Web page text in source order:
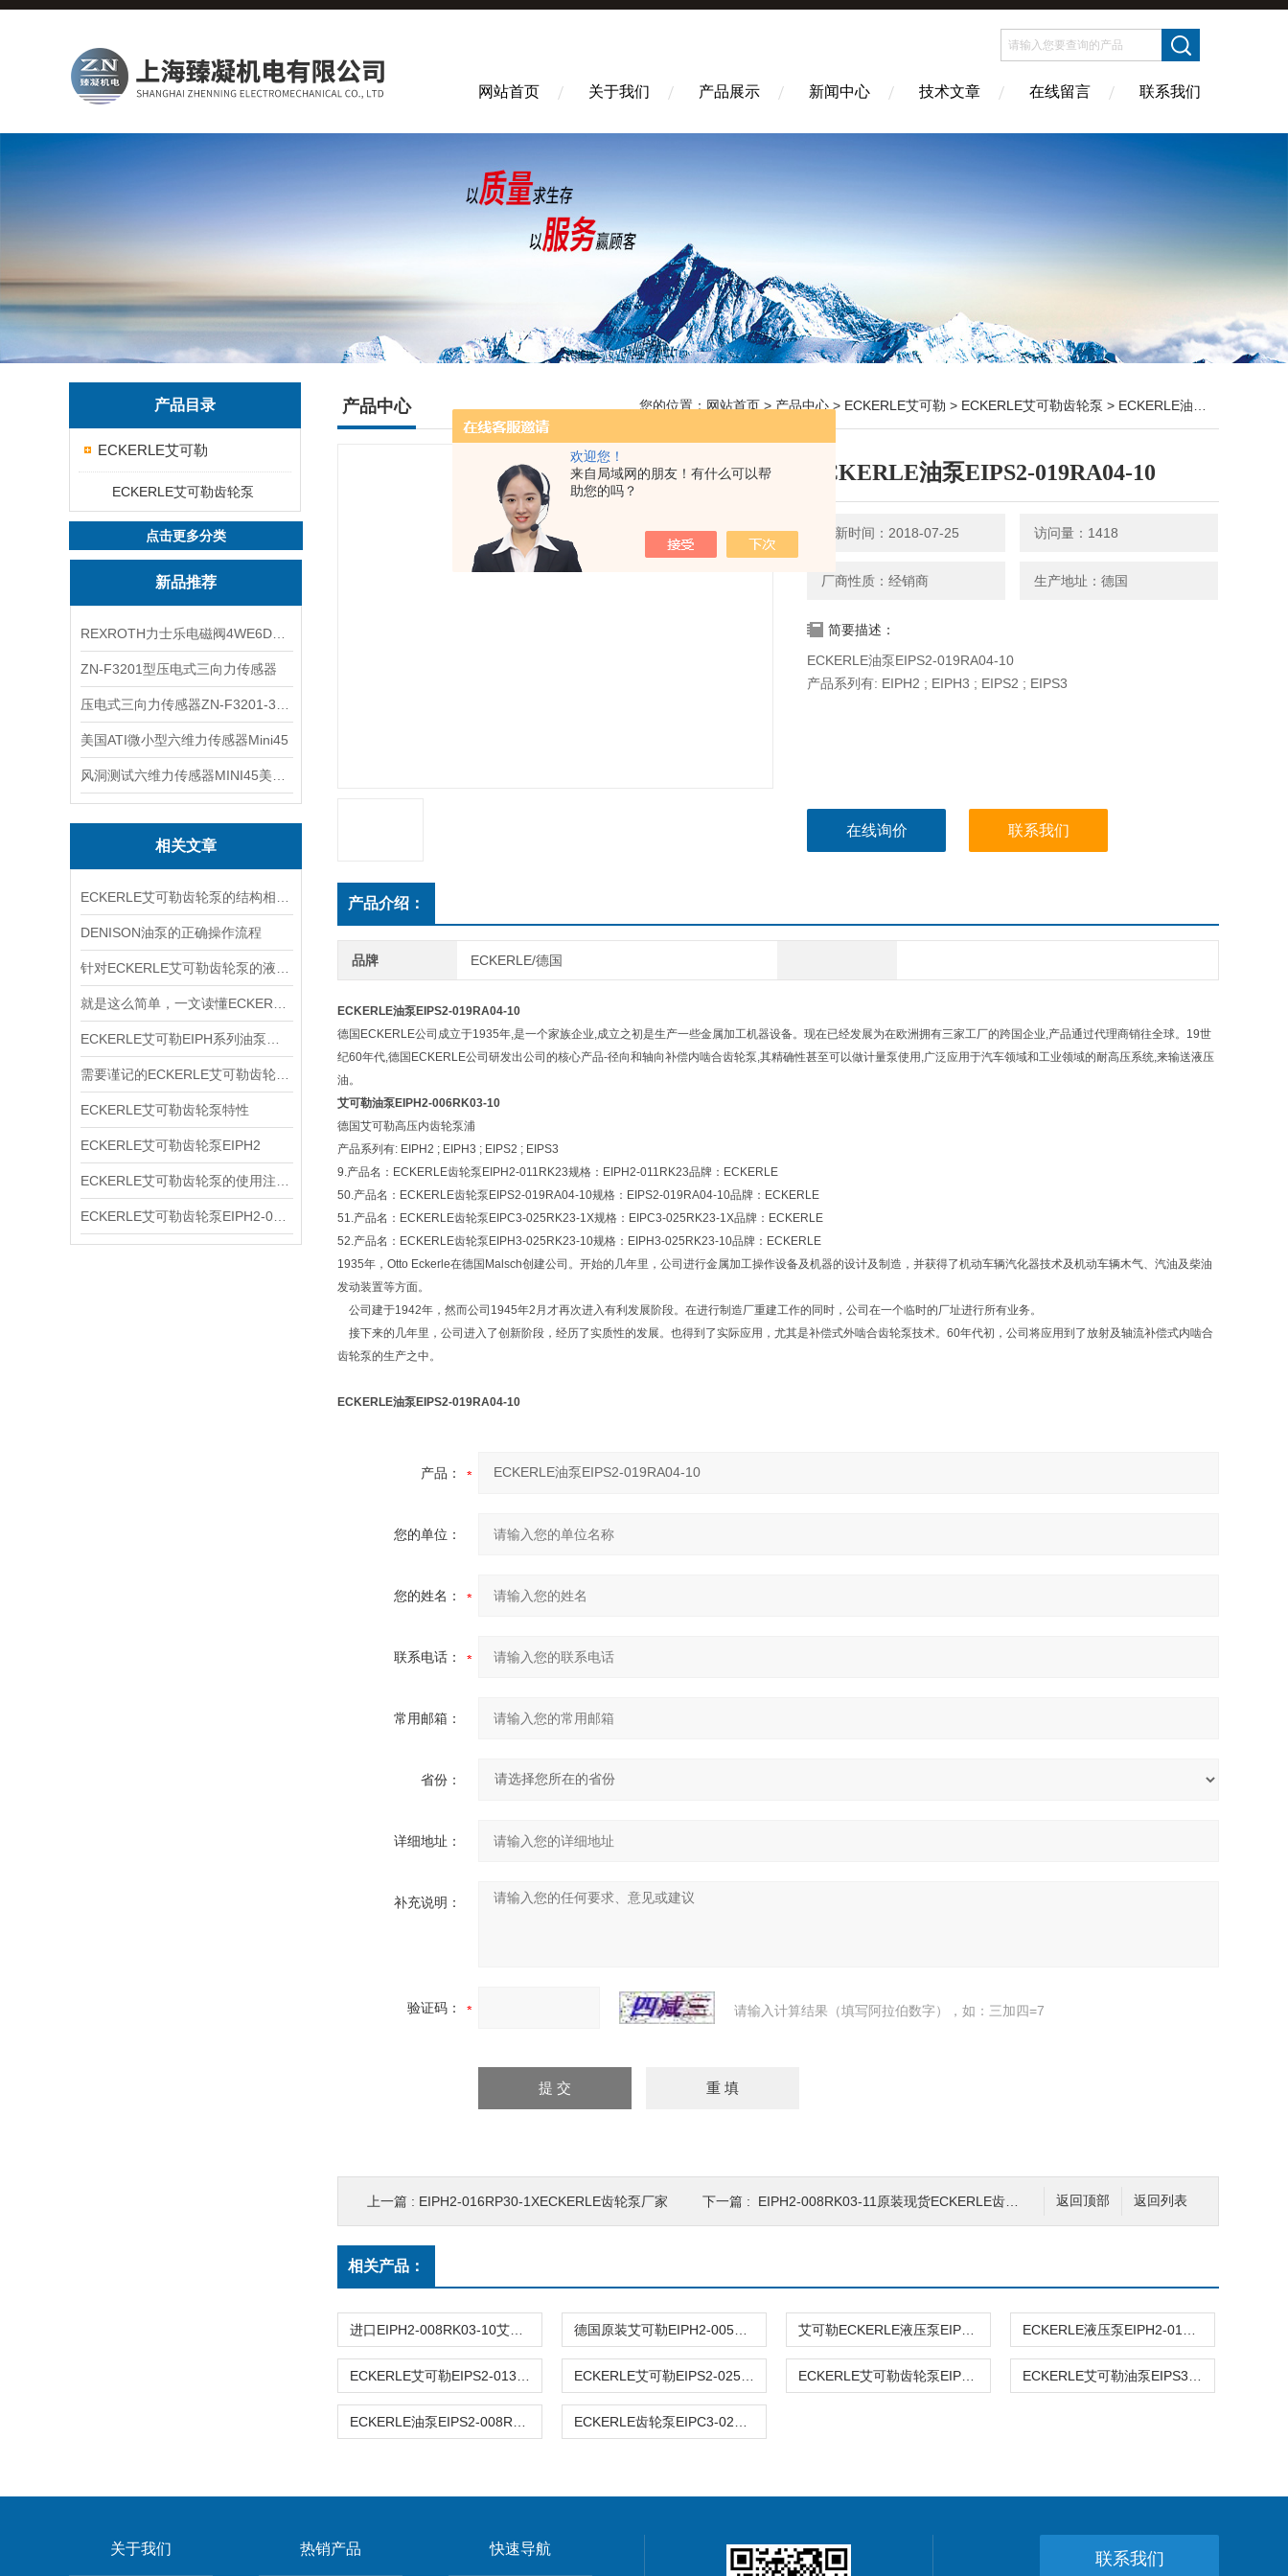
欢迎您！
来自局域网的朋友！有什么可以帮
助您的吗？
网站首页 关于我们 产品展示 新闻中心 技术文章 在线留言 联系我们
产品目录
ECKERLE艾可勒
ECKERLE艾可勒齿轮泵
点击更多分类
新品推荐
ZN-F3201型压电式三向力传感器
美国ATI微小型六维力传感器Mini45
相关文章
DENISON油泵的正确操作流程
ECKERLE艾可勒齿轮泵特性
ECKERLE艾可勒齿轮泵EIPH2
产品中心 您的位置： 网站首页 > 产品中心 > ECKERLE艾可勒 > ECKERLE艾可勒齿轮泵 > ECKERLE油泵EIPS2-019RA04-10
ECKERLE油泵EIPS2-019RA04-10
更新时间：2018-07-25 访问量：1418
厂商性质：经销商 生产地址：德国
简要描述：
ECKERLE油泵EIPS2-019RA04-10
产品系列有: EIPH2 ; EIPH3 ; EIPS2 ; EIPS3
在线询价 联系我们
产品介绍：
品牌 ECKERLE/德国
ECKERLE油泵EIPS2-019RA04-10
德国ECKERLE公司成立于1935年,是一个家族企业,成立之初是生产一些金属加工机器设备。现在已经发展为在欧洲拥有三家工厂的跨国企业,产品通过代理商销往全球。19世
纪60年代,德国ECKERLE公司研发出公司的核心产品-径向和轴向补偿内啮合齿轮泵,其精确性甚至可以做计量泵使用,广泛应用于汽车领域和工业领域的耐高压系统,来输送液压
油。
艾可勒油泵EIPH2-006RK03-10
德国艾可勒高压内齿轮泵浦
产品系列有: EIPH2 ; EIPH3 ; EIPS2 ; EIPS3
9.产品名：ECKERLE齿轮泵EIPH2-011RK23规格：EIPH2-011RK23品牌：ECKERLE
50.产品名：ECKERLE齿轮泵EIPS2-019RA04-10规格：EIPS2-019RA04-10品牌：ECKERLE
51.产品名：ECKERLE齿轮泵EIPC3-025RK23-1X规格：EIPC3-025RK23-1X品牌：ECKERLE
52.产品名：ECKERLE齿轮泵EIPH3-025RK23-10规格：EIPH3-025RK23-10品牌：ECKERLE
1935年，Otto Eckerle在德国Malsch创建公司。开始的几年里，公司进行金属加工操作设备及机器的设计及制造，并获得了机动车辆汽化器技术及机动车辆木气、汽油及柴油
发动装置等方面。
公司建于1942年，然而公司1945年2月才再次进入有利发展阶段。在进行制造厂重建工作的同时，公司在一个临时的厂址进行所有业务。
接下来的几年里，公司进入了创新阶段，经历了实质性的发展。也得到了实际应用，尤其是补偿式外啮合齿轮泵技术。60年代初，公司将应用到了放射及轴流补偿式内啮合
齿轮泵的生产之中。
ECKERLE油泵EIPS2-019RA04-10
产品：
您的单位：
您的姓名：
联系电话：
常用邮箱：
省份：
详细地址：
补充说明：
验证码： 请输入计算结果（填写阿拉伯数字），如：三加四=7
返回列表
返回顶部
上一篇 : EIPH2-016RP30-1XECKERLE齿轮泵厂家 下一篇 : EIPH2-008RK03-11原装现货ECKERLE齿轮油泵
相关产品：
关于我们 热销产品 快速导航
联系我们